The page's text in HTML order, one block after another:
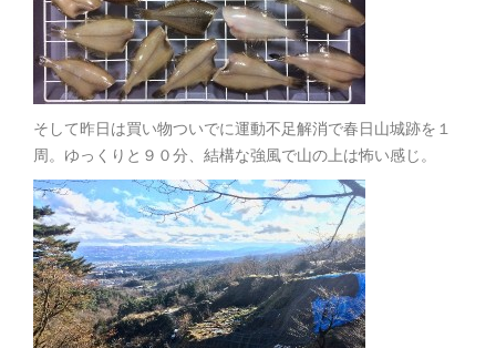
そして昨日は買い物ついでに運動不足解消で春日山城跡を１
周。ゆっくりと９０分、結構な強風で山の上は怖い感じ。